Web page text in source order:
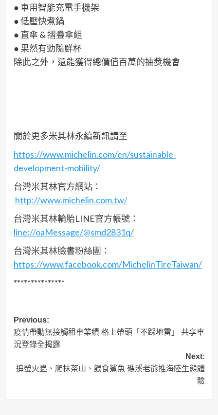
● 車用智能充電手機架
●低壓快煮鍋
● 直傘 & 摺疊傘組
● 果然有勁隨鮮杯
除此之外，還能獲得總價值百萬的抽獎機會
關於更多米其林永續新訊請至
https://www.michelin.com/en/sustainable-
development-mobility/
台灣米其林官方網站：
http://www.michelin.com.tw/
台灣米其林輪胎LINE官方帳號：
line://oaMessage/@smd2831q/
台灣米其林臉書粉絲團 ：
https://www.facebook.com/MichelinTireTaiwan/
***************
Post
navigation
Previous:
疫情帶動無接觸租車業績 格上帶頭「不踩地雷」 共享車
況登錄全揭露
Next:
追螢火蟲、爬抹茶山、餵食鯊魚 礁溪老爺推海陸生態體
驗